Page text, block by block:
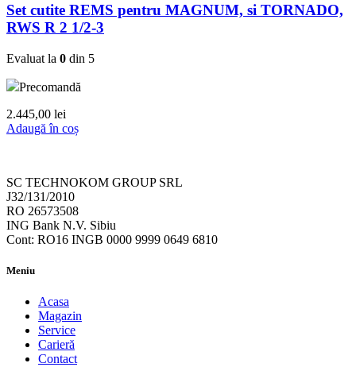
Set cutite REMS pentru MAGNUM, si TORNADO,
RWS R 2 1/2-3
Evaluat la 0 din 5
Precomandă
2.445,00 lei
Adaugă în coș
SC TECHNOKOM GROUP SRL
J32/131/2010
RO 26573508
ING Bank N.V. Sibiu
Cont: RO16 INGB 0000 9999 0649 6810
Meniu
Acasa
Magazin
Service
Carieră
Contact